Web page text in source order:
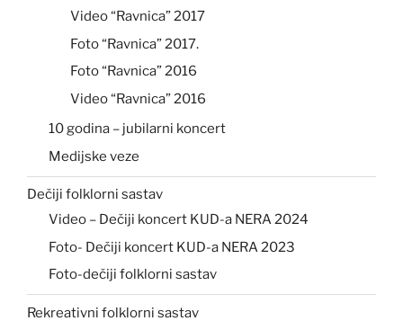
Video “Ravnica” 2017
Foto “Ravnica” 2017.
Foto “Ravnica” 2016
Video “Ravnica” 2016
10 godina – jubilarni koncert
Medijske veze
Dečiji folklorni sastav
Video – Dečiji koncert KUD-a NERA 2024
Foto- Dečiji koncert KUD-a NERA 2023
Foto-dečiji folklorni sastav
Rekreativni folklorni sastav